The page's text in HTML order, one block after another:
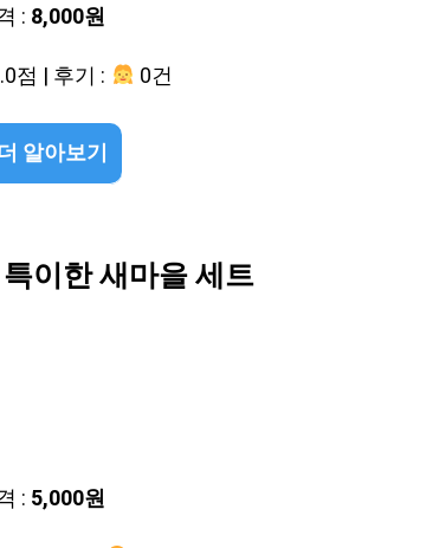
: 8,000원
점 | 후기 :
0건
알아보기
이한 새마을 세트
: 5,000원